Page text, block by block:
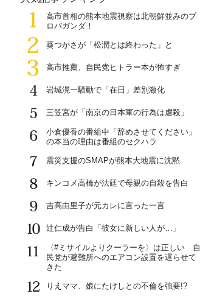
1
高市首相の熊本地震視察は北朝鮮並みのプ
ロパガンダ！
2
葵つかさが「松潤とは終わった」と
3
高市推薦、自民党ヒトラー本が怖すぎ
4
岩城滉一騒動で「在日」差別激化
5
三笠宮が「南京の日本軍の行為は虐殺」
6
小倉優香の番組中「辞めさせてください」
の本当の理由は番組のセクハラ
7
震災支援のSMAPが熊本大地震に沈黙
8
キンコメ高橋が法廷で母親の自殺を告白
9
吉高由里子が元カレに言った一言
10
辻仁成が告白「彼女に新しい人が…」
11
〈#ミサイルよりクーラーを〉は正しい 自
民党が避難所へのエアコン設置を遅らせて
きた
12
りえママ、娘にたけしとの不倫を強要!?